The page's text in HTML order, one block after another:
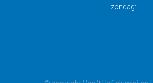
zondag: